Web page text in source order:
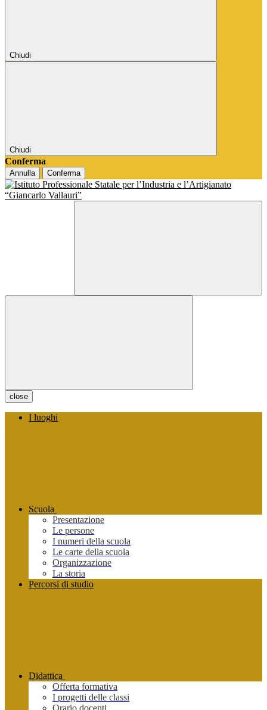
Chiudi
Chiudi
Conferma
Annulla Conferma
close
I luoghi
Scuola
Presentazione
Le persone
I numeri della scuola
Le carte della scuola
Organizzazione
La storia
Percorsi di studio
Didattica
Offerta formativa
I progetti delle classi